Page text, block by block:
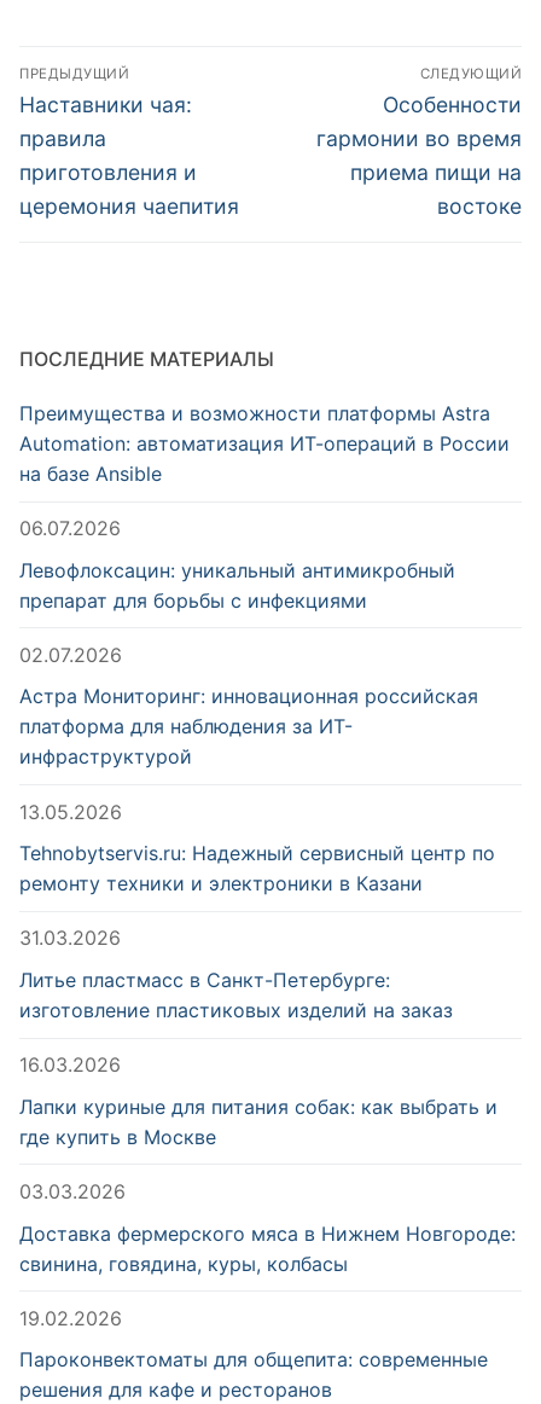
Навигация
по
записям
ПРЕДЫДУЩИЙ
Предыдущая
запись:
Наставники чая:
правила
приготовления и
церемония чаепития
СЛЕДУЮЩИЙ
Следующая
запись:
Особенности
гармонии во время
приема пищи на
востоке
ПОСЛЕДНИЕ МАТЕРИАЛЫ
Преимущества и возможности платформы Astra
Automation: автоматизация ИТ-операций в России
на базе Ansible
06.07.2026
Левофлоксацин: уникальный антимикробный
препарат для борьбы с инфекциями
02.07.2026
Астра Мониторинг: инновационная российская
платформа для наблюдения за ИТ-
инфраструктурой
13.05.2026
Tehnobytservis.ru: Надежный сервисный центр по
ремонту техники и электроники в Казани
31.03.2026
Литье пластмасс в Санкт-Петербурге:
изготовление пластиковых изделий на заказ
16.03.2026
Лапки куриные для питания собак: как выбрать и
где купить в Москве
03.03.2026
Доставка фермерского мяса в Нижнем Новгороде:
свинина, говядина, куры, колбасы
19.02.2026
Пароконвектоматы для общепита: современные
решения для кафе и ресторанов